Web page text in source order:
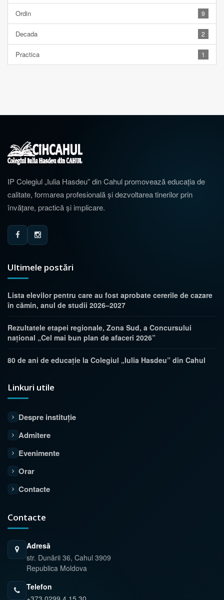
Ordin 9
Decada 2
Practica 1
IP Colegiul „Iulia Hasdeu” din Cahul promovează educația de
calitate, formarea profesională și dezvoltarea tinerilor prin
învățare, practică și implicare.
Ultimele postări
Lista elevilor pentru care au fost aprobate cererile de cazare
în cămin, anul de studii 2026–2027
Rezultatele etapei regionale, Zona Sud, a Concursului
național „Cel mai bun plan de afaceri 2026”
80 de ani de educație la Colegiul „Iulia Hasdeu” din Cahul
Linkuri utile
Despre instituție
Admitere
Evenimente
Orar
Contacte
Contacte
Adresă
str. Dunării 36, Cahul 3909
Republica Moldova
Telefon